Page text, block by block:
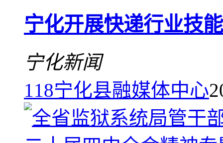
宁化开展快递行业技
宁化新闻
118宁化县融媒体中心